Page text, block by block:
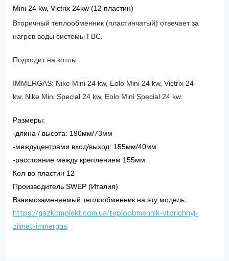
Mini 24 kw, Victrix 24kw (12 пластин)
Вторичный теплообменник (пластинчатый) отвечает за
нагрев воды системы ГВС.
Подходит на котлы:
IMMERGAS: Nike Mini 24 kw, Eolo Mini 24 kw, Victrix 24
kw, Nike Mini Special 24 kw, Eolo Mini Special 24 kw
Размеры:
-длина / высота: 190мм/73мм
-междуцентрами вход/выход: 155мм/40мм
-расстояние между креплением 155мм
Кол-во пластин 12
Производитель SWEP (Италия)
Взаимозаменяемый теплообменник на эту модель:
https://gazkomplekt.com.ua/teploobmennik-vtorichnyj-
zilmet-immergas